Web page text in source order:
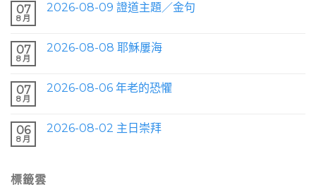
07
8 月
2026-08-09 證道主題／金句
07
8 月
2026-08-08 耶穌屢海
07
8 月
2026-08-06 年老的恐懼
06
8 月
2026-08-02 主日崇拜
標籤雲